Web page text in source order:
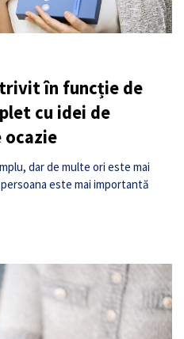
în funcție de
cu idei de
ocazie
dar de multe ori este mai
este mai importantă